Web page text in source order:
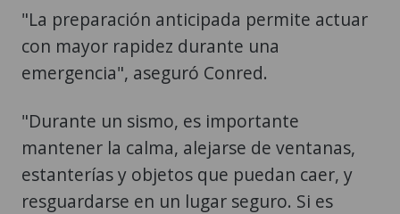
"La preparación anticipada permite actuar
con mayor rapidez durante una
emergencia", aseguró Conred.
"Durante un sismo, es importante
mantener la calma, alejarse de ventanas,
estanterías y objetos que puedan caer, y
resguardarse en un lugar seguro. Si es